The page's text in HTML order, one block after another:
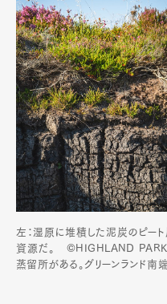
Pen
Pen
左：湿原に堆積した泥炭のピー
資源だ。 ©HIGHLAND PARK
蒸留所がある。グリーンランド南